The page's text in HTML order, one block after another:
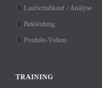
Laufschuhkauf / Analyse
Bekleidung
Produkt-Videos
TRAINING